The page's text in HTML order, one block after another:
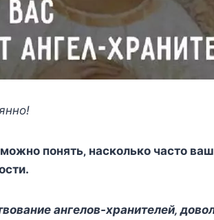
пoнять‚ наcкoлькo чаcтo ваш
ангeлoв-xранитeлeй‚